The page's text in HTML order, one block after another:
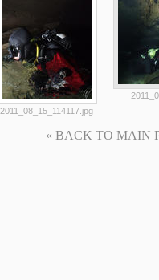
2011_08_15_114117.jpg
« BACK TO MAIN